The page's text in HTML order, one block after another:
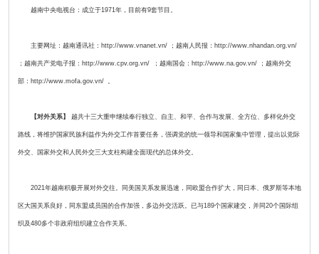
越南中央电视台：成立于1971年，目前有9套节目。
主要网址：越南通讯社：http://www.vnanet.vn/ ；越南人民报：http://www.nhandan.org.vn/
；越南共产党电子报：http://www.cpv.org.vn/ ；越南国会：http://www.na.gov.vn/ ；越南外交
部：http://www.mofa.gov.vn/ 。
【对外关系】 越共十三大重申继续奉行独立、自主、和平、合作与发展、全方位、多样化外交
路线，将维护国家民族利益作为外交工作首要任务，强调党的统一领导和国家集中管理，提出以党际
外交、国家外交和人民外交三大支柱构建全面现代的总体外交。
2021年越南积极开展对外交往。同美国关系发展迅速，同欧盟合作扩大，同日本、俄罗斯等本地
区大国关系良好，同东盟成员国的合作加强，多边外交活跃。已与189个国家建交，并同20个国际组
织及480多个非政府组织建立合作关系。